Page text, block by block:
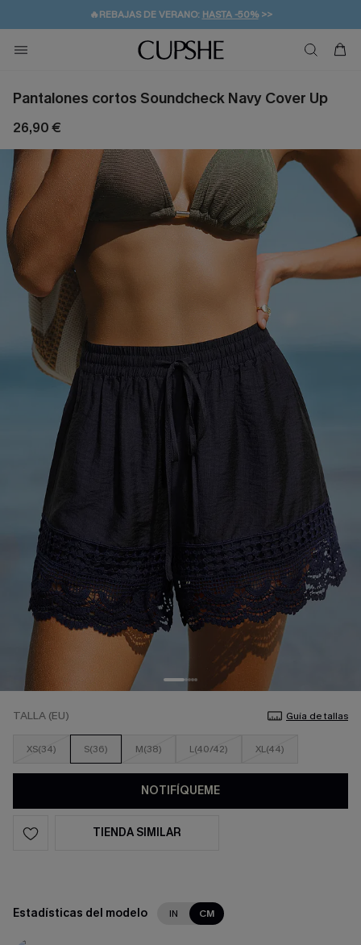
👒PROMOCIÓN DE VERANO:-10% EN 2 VESTIDOS
💌¡SUSCRIBIRSE & GANAR -10% EXTRA!
🚚ENVÍO GRATUITO A PARTIR DE 49 € >>
Pantalones cortos Soundcheck Navy Cover Up
26,90 €
TALLA (EU) Guía de tallas
XS(34) S(36) M(38) L(40/42) XL(44)
NOTIFÍQUEME
TIENDA SIMILAR
Estadísticas del modelo IN CM